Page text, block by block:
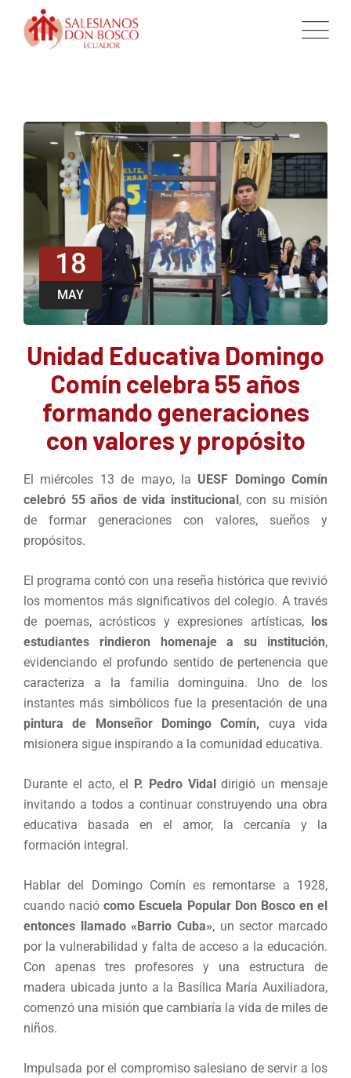
18
MAY
Unidad Educativa Domingo
Comín celebra 55 años
formando generaciones
con valores y propósito
El miércoles 13 de mayo, la UESF Domingo Comín
celebró 55 años de vida institucional, con su misión
de formar generaciones con valores, sueños y
propósitos.
El programa contó con una reseña histórica que revivió
los momentos más significativos del colegio. A través
de poemas, acrósticos y expresiones artísticas, los
estudiantes rindieron homenaje a su institución,
evidenciando el profundo sentido de pertenencia que
caracteriza a la familia dominguina. Uno de los
instantes más simbólicos fue la presentación de una
pintura de Monseñor Domingo Comín, cuya vida
misionera sigue inspirando a la comunidad educativa.
Durante el acto, el P. Pedro Vidaldirigió un mensaje
invitando a todos a continuar construyendo una obra
educativa basada en el amor, la cercanía y la
formación integral.
Hablar del Domingo Comín es remontarse a 1928,
cuando naciócomo Escuela Popular Don Bosco en el
entonces llamado «Barrio Cuba», un sector marcado
por la vulnerabilidad y falta de acceso a la educación.
Con apenas tres profesores y una estructura de
madera ubicada junto a la Basílica María Auxiliadora,
comenzó una misión que cambiaría la vida de miles de
niños.
Impulsada por el compromiso salesiano de servir a los